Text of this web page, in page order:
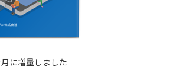
に増量しました